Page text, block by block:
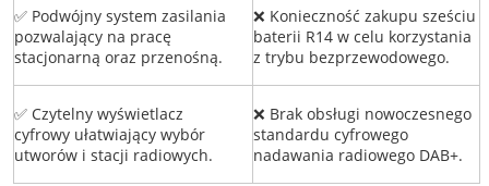
✅ Podwójny system zasilania
pozwalający na pracę
stacjonarną oraz przenośną.
❌ Konieczność zakupu sześciu
baterii R14 w celu korzystania
z trybu bezprzewodowego.
✅ Czytelny wyświetlacz
cyfrowy ułatwiający wybór
utworów i stacji radiowych.
❌ Brak obsługi nowoczesnego
standardu cyfrowego
nadawania radiowego DAB+.